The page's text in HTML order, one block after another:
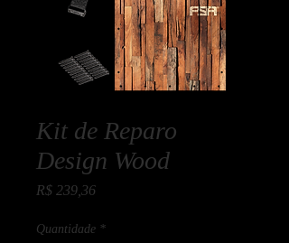
Kit de Reparo
Design Wood
R$ 239,36Preço
Quantidade *